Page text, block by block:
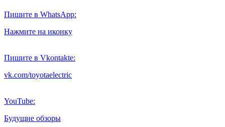
Пишите в WhatsApp:
Нажмите на иконку
Пишите в Vkontakte:
vk.com/toyotaelectric
YouTube:
Будущие обзоры